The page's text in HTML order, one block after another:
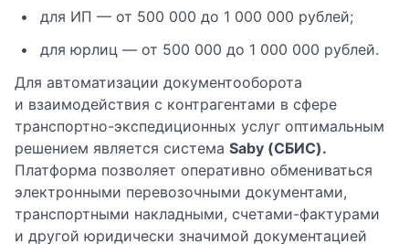
для ИП — от 500 000 до 1 000 000 рублей;
для юрлиц — от 500 000 до 1 000 000 рублей.
Для автоматизации документооборота
и взаимодействия с контрагентами в сфере
транспортно-экспедиционных услуг оптимальным
решением является система Saby (СБИС).
Платформа позволяет оперативно обмениваться
электронными перевозочными документами,
транспортными накладными, счетами-фактурами
и другой юридически значимой документацией